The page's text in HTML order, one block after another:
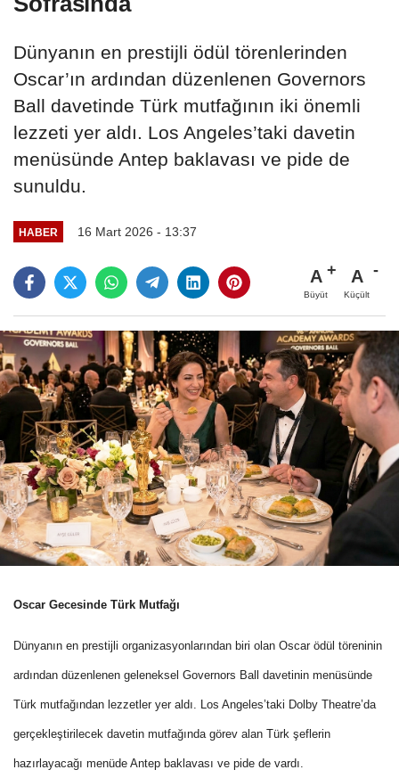
Dünyanın en prestijli ödül törenlerinden
Oscar’ın ardından düzenlenen Governors
Ball davetinde Türk mutfağının iki önemli
lezzeti yer aldı. Los Angeles’taki davetin
menüsünde Antep baklavası ve pide de
sunuldu.
HABER 16 Mart 2026 - 13:37
A
Büyüt
A
Küçült
Oscar Gecesinde Türk Mutfağı
Dünyanın en prestijli organizasyonlarından biri olan Oscar ödül töreninin
ardından düzenlenen geleneksel Governors Ball davetinin menüsünde
Türk mutfağından lezzetler yer aldı. Los Angeles’taki Dolby Theatre’da
gerçekleştirilecek davetin mutfağında görev alan Türk şeflerin
hazırlayacağı menüde Antep baklavası ve pide de vardı.